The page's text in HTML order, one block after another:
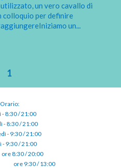
un vero cavallo di
colloquio per definire
un...
1
Orario:
- 8:30 / 21:00
- 8:30 / 21:00
- 9:30 / 21:00
- 9:30 / 21:00
8:30 / 20:00
9:30 / 13:00